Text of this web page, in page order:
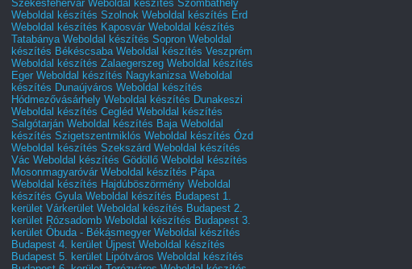
Székesfehérvár Weboldal készítés Szombathely
Weboldal készítés Szolnok Weboldal készítés Érd
Weboldal készítés Kaposvár Weboldal készítés
Tatabánya Weboldal készítés Sopron Weboldal
készítés Békéscsaba Weboldal készítés Veszprém
Weboldal készítés Zalaegerszeg Weboldal készítés
Eger Weboldal készítés Nagykanizsa Weboldal
készítés Dunaújváros Weboldal készítés
Hódmezővásárhely Weboldal készítés Dunakeszi
Weboldal készítés Cegléd Weboldal készítés
Salgótarján Weboldal készítés Baja Weboldal
készítés Szigetszentmiklós Weboldal készítés Ózd
Weboldal készítés Szekszárd Weboldal készítés
Vác Weboldal készítés Gödöllő Weboldal készítés
Mosonmagyaróvár Weboldal készítés Pápa
Weboldal készítés Hajdúböszörmény Weboldal
készítés Gyula Weboldal készítés Budapest 1.
kerület Várkerület Weboldal készítés Budapest 2.
kerület Rózsadomb Weboldal készítés Budapest 3.
kerület Óbuda - Békásmegyer Weboldal készítés
Budapest 4. kerület Újpest Weboldal készítés
Budapest 5. kerület Lipótváros Weboldal készítés